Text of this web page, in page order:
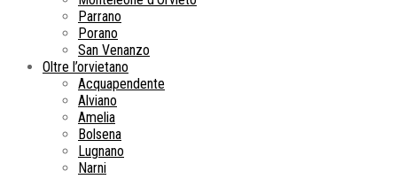
Parrano
Porano
San Venanzo
Oltre l’orvietano
Acquapendente
Alviano
Amelia
Bolsena
Lugnano
Narni